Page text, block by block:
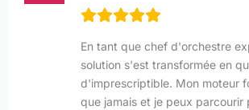
En tant que chef d'orchestre
solution s'est transformée en
d'imprescriptible. Mon moteur
que jamais et je peux parcourir